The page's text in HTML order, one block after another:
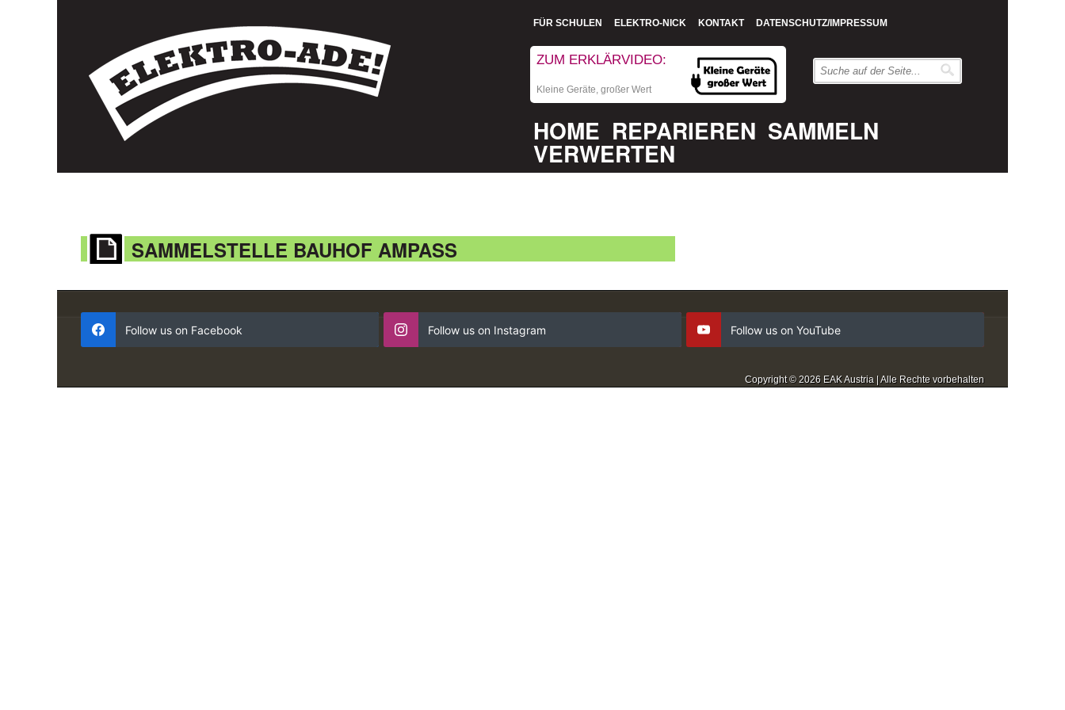
FÜR SCHULEN ELEKTRO-NICK KONTAKT DATENSCHUTZ/IMPRESSUM
ZUM ERKLÄRVIDEO:
Kleine Geräte, großer Wert
HOME REPARIEREN SAMMELN
VERWERTEN
SAMMELSTELLE BAUHOF AMPASS
Follow us on Facebook Follow us on Instagram Follow us on YouTube
Copyright © 2026 EAK Austria | Alle Rechte vorbehalten